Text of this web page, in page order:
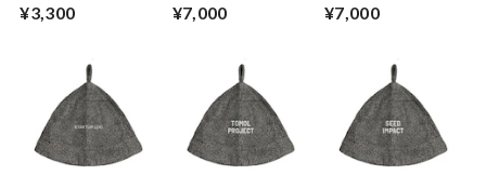
¥3,300
記し、次の一歩へ
¥7,000
記し、次の一歩へ
¥7,000